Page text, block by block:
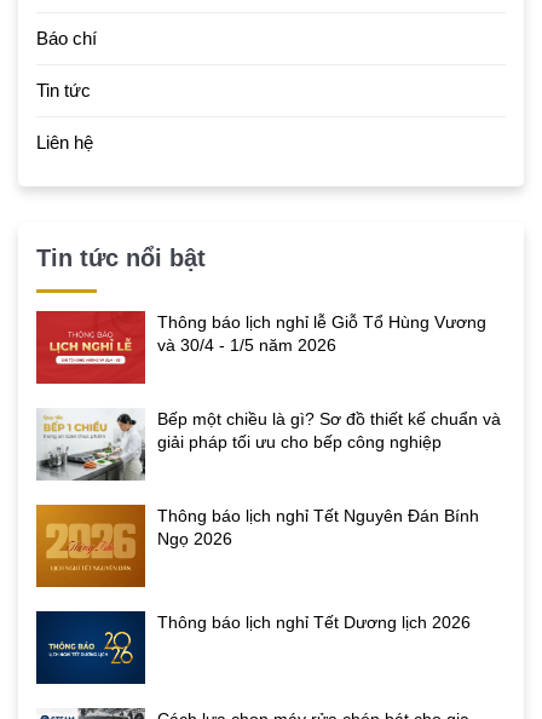
Báo chí
Tin tức
Liên hệ
Tin tức nổi bật
Thông báo lịch nghỉ lễ Giỗ Tổ Hùng Vương
và 30/4 - 1/5 năm 2026
Bếp một chiều là gì? Sơ đồ thiết kế chuẩn và
giải pháp tối ưu cho bếp công nghiệp
Thông báo lịch nghỉ Tết Nguyên Đán Bính
Ngọ 2026
Thông báo lịch nghỉ Tết Dương lịch 2026